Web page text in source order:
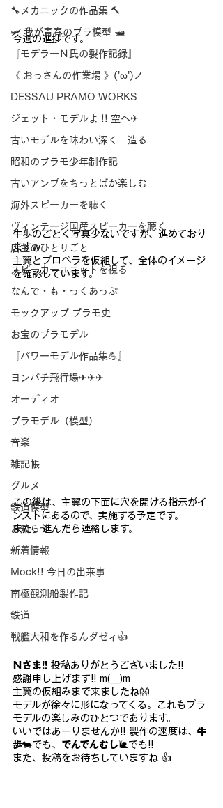
🔧メカニックの作品集 🔨
🛩 我が青春のプラ模型 🛥
『モデラーＮ氏の製作記録』
《 おっさんの作業場 》('ω')ノ
DESSAU PRAMO WORKS
ジェット・モデルよ !! 空へ✈
古いモデルを味わい深く…造る
昭和のプラモ少年制作記
古いアンプをちっとばか楽しむ
海外スピーカーを聴く
ヴィンテージ国産スピーカーを聴く
店主のひとりごと
スピーカーユニットを視る
なんで・も・っくあっぷ
モックアップ プラモ史
お宝のプラモデル
『パワーモデル作品集💪』
ヨンパチ飛行場✈✈✈
オーディオ
プラモデル（模型）
音楽
雑記帳
グルメ
鉄道模型
お知らせ
新着情報
Mock!! 今日の出来事
南極観測船製作記
鉄道
戦艦大和を作るんダゼィ👍
今週の進捗です。
牛歩のごとく写真少ないですが、進めており
ますw
主翼とプロペラを仮組して、全体のイメージ
を確認しています。
この後は、主翼の下面に穴を開ける指示がイ
ンストにあるので、実施する予定です。
また、進んだら連絡します。
Ｎさま!! 投稿ありがとうございました!!
感謝申し上げます!! m(__)m
主翼の仮組みまで来ましたね👐
モデルが徐々に形になってくる。これもプラ
モデルの楽しみのひとつであります。
いいではあーりませんか!! 製作の速度は、 牛
歩🐄でも、 でんでんむし🐌でも!!
また、投稿をお待ちしていますね 👍